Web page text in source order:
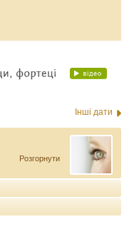
Інші дати
Розгорнути